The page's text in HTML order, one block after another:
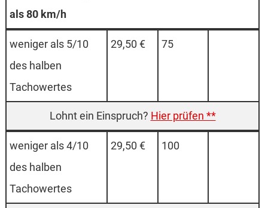
als 80 km/h
weniger als 5/10
des halben
Tachowertes
29,50 € 75
Hier prüfen **
weniger als 4/10
des halben
Tachowertes
29,50 € 100